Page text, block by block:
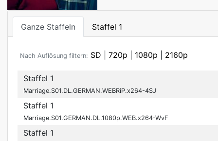
Ganze Staffeln Staffel 1
Nach Auflösung filtern: SD 720p 1080p 2160p
Staffel 1
Marriage.S01.DL.GERMAN.WEBRiP.x264-4SJ
Staffel 1
Marriage.S01.GERMAN.DL.1080p.WEB.x264-WvF
Staffel 1